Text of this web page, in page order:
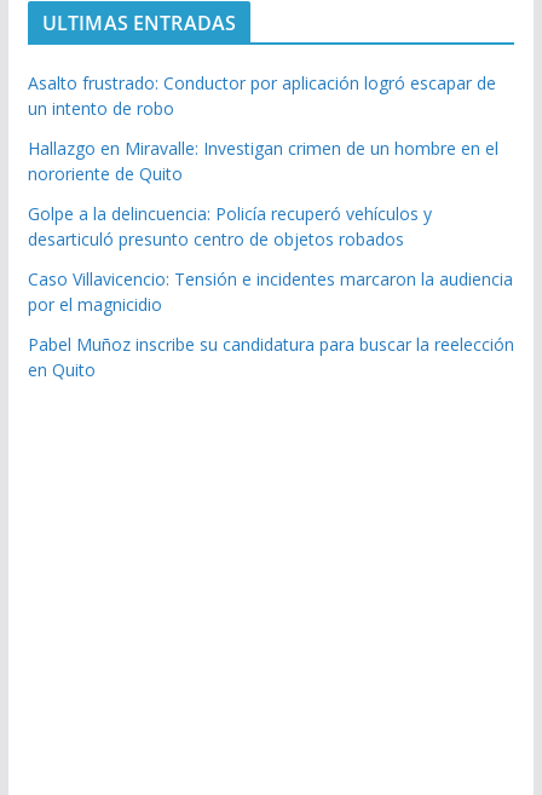
ULTIMAS ENTRADAS
Asalto frustrado: Conductor por aplicación logró escapar de
un intento de robo
Hallazgo en Miravalle: Investigan crimen de un hombre en el
nororiente de Quito
Golpe a la delincuencia: Policía recuperó vehículos y
desarticuló presunto centro de objetos robados
Caso Villavicencio: Tensión e incidentes marcaron la audiencia
por el magnicidio
Pabel Muñoz inscribe su candidatura para buscar la reelección
en Quito